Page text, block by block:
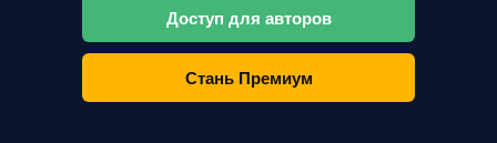
Доступ для авторов
Стань Премиум